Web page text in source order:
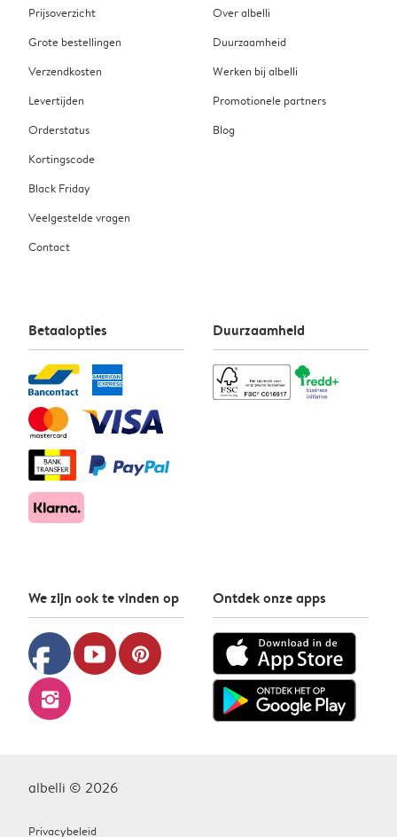
Prijsoverzicht
Grote bestellingen
Verzendkosten
Levertijden
Orderstatus
Kortingscode
Black Friday
Veelgestelde vragen
Contact
Over albelli
Duurzaamheid
Werken bij albelli
Promotionele partners
Blog
Betaalopties Duurzaamheid
We zijn ook te vinden op
facebook youtube pinterest
instagram
Ontdek onze apps
albelli © 2026
Privacybeleid